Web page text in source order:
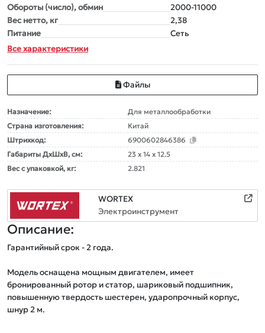
Обороты (число), обмин
2000-11000
Вес нетто, кг
2,38
Питание
Сеть
Все характеристики
Файлы
Назначение:
Для металлообработки
Страна изготовления:
Китай
Штрихкод:
6900602846386
Габариты ДxШxВ, см:
23 x 14 x 12.5
Вес с упаковкой, кг:
2.821
WORTEX
Электроинструмент
Описание:
Гарантийный срок - 2 года.
Модель оснащена мощным двигателем, имеет
бронированный ротор и статор, шариковый подшипник,
повышенную твердость шестерен, ударопрочный корпус,
шнур 2 м.